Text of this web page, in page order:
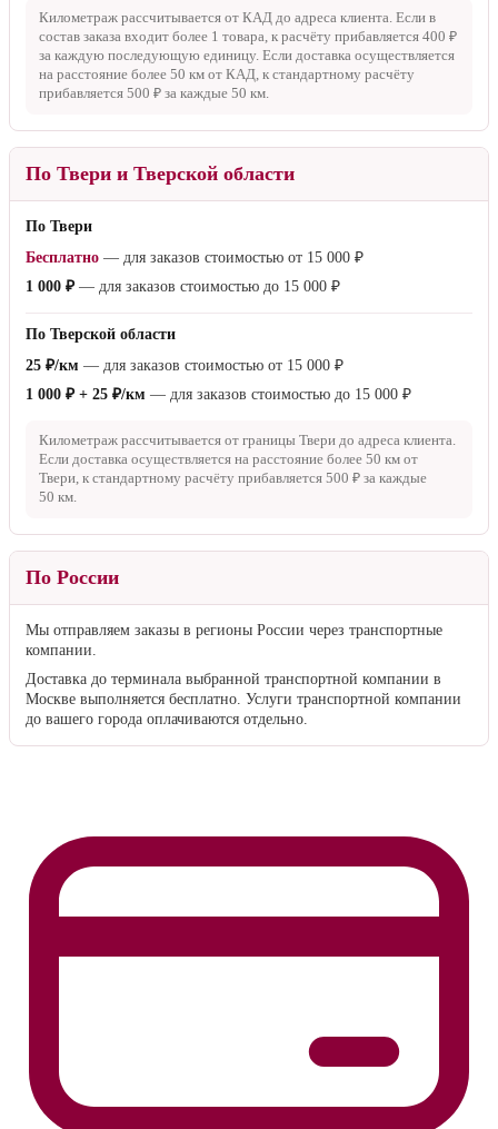
Километраж рассчитывается от КАД до адреса клиента. Если в
состав заказа входит более 1 товара, к расчёту прибавляется 400 ₽
за каждую последующую единицу. Если доставка осуществляется
на расстояние более 50 км от КАД, к стандартному расчёту
прибавляется 500 ₽ за каждые 50 км.
По Твери и Тверской области
По Твери
Бесплатно — для заказов стоимостью от 15 000 ₽
1 000 ₽— для заказов стоимостью до 15 000 ₽
По Тверской области
25 ₽/км — для заказов стоимостью от 15 000 ₽
1 000 ₽ + 25 ₽/км — для заказов стоимостью до 15 000 ₽
Километраж рассчитывается от границы Твери до адреса клиента.
Если доставка осуществляется на расстояние более 50 км от
Твери, к стандартному расчёту прибавляется 500 ₽ за каждые
50 км.
По России
Мы отправляем заказы в регионы России через транспортные
компании.
Доставка до терминала выбранной транспортной компании в
Москве выполняется бесплатно. Услуги транспортной компании
до вашего города оплачиваются отдельно.